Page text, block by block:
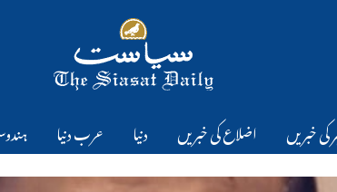
کی خبریں اضلاع کی خبریں دنیا عرب دنیا